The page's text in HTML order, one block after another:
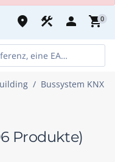
place construction person shopping_cart0
Bussystem KNX
Produkte)